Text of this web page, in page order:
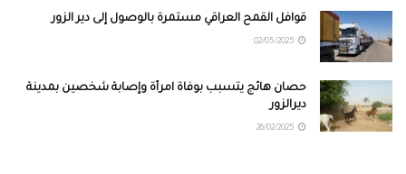
قوافل القمح العراقي مستمرة بالوصول إلى دير الزور
حصان هائج يتسبب بوفاة امرأة وإصابة شخصين بمدينة
ديرالزور